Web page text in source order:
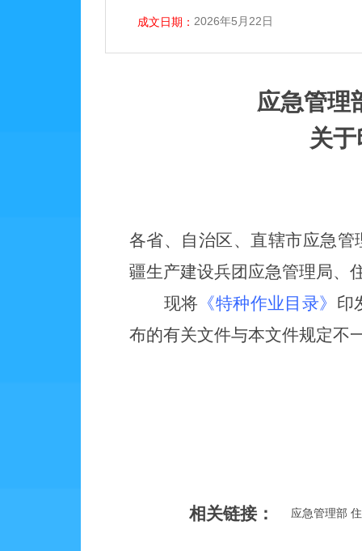
成文日期： 2026年5月22日
应急管理
关
各省、自治区、直辖市应急
疆生产建设兵团应急管理局、
现将 《特种作业目录》 印
布的有关文件与本文件规定不
相关链接： 应急管理部